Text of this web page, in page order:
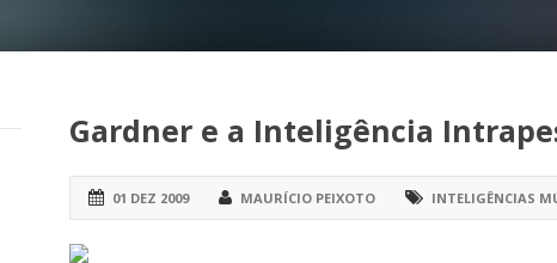
Gardner e a Inteligência
01 DEZ 2009 MAURÍCIO PEIXOTO INTELIGÊNCIAS